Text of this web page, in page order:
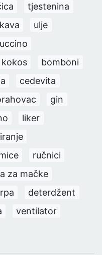
tjestenina
ulje
kokos
bomboni
cedevita
gin
liker
ručnici
za mačke
deterdžent
ventilator